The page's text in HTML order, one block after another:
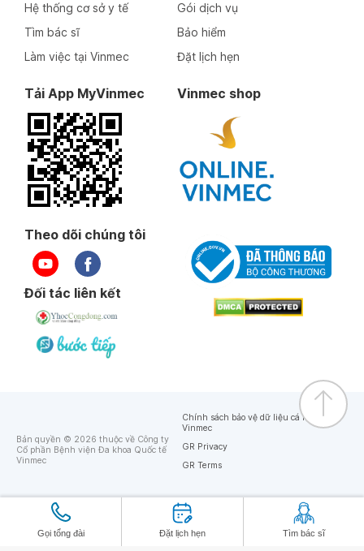
Gọi tổng đài Đặt lịch hẹn Tìm bác sĩ
Hệ thống cơ sở y tế
Tìm bác sĩ
Làm việc tại Vinmec
Gói dịch vụ
Bảo hiểm
Đặt lịch hẹn
Tải App MyVinmec Vinmec shop
Theo dõi chúng tôi
Đối tác liên kết
Bản quyền © 2026 thuộc về Công ty
Cổ phần Bệnh viện Đa khoa Quốc tế
Vinmec
Chính sách bảo vệ dữ liệu cá nhân của
Vinmec
GR Privacy
GR Terms